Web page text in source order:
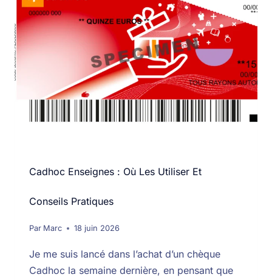
Cadhoc Enseignes : Où Les Utiliser Et
Conseils Pratiques
Par Marc 18 juin 2026
Je me suis lancé dans l’achat d’un chèque
Cadhoc la semaine dernière, en pensant que